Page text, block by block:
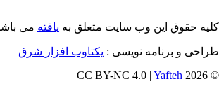
حقوق این وب سایت متعلق بهیافتهمی باشد.
و برنامه نویسی : یکتاوب افزار شرق
©
Yafteh